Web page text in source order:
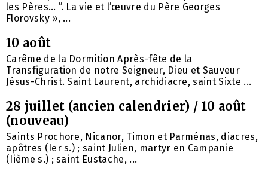
les Pères… ”. La vie et l’œuvre du Père Georges
Florovsky », ...
10 août
Carême de la Dormition Après-fête de la
Transfiguration de notre Seigneur, Dieu et Sauveur
Jésus-Christ. Saint Laurent, archidiacre, saint Sixte ...
28 juillet (ancien calendrier) / 10 août
(nouveau)
Saints Prochore, Nicanor, Timon et Parménas, diacres,
apôtres (Ier s.) ; saint Julien, martyr en Campanie
(Iième s.) ; saint Eustache, ...